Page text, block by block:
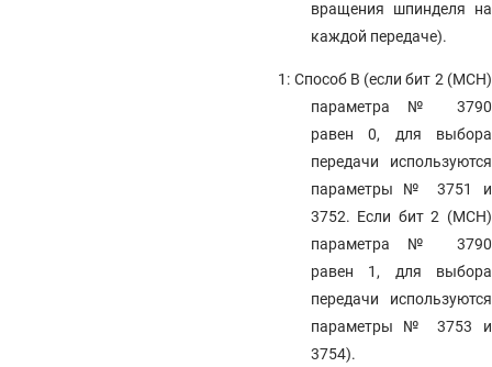
вращения шпинделя на
каждой передаче).
1: Способ B (если бит 2 (MCH)
параметра № 3790
равен 0, для выбора
передачи используются
параметры № 3751 и
3752. Если бит 2 (MCH)
параметра № 3790
равен 1, для выбора
передачи используются
параметры № 3753 и
3754).